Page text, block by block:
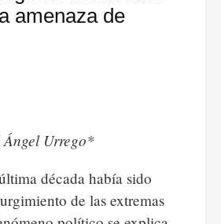
amenaza de
Urrego*
década había sido
de las extremas